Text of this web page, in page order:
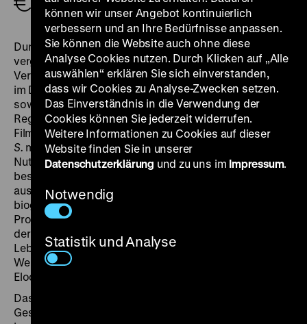
Tickets
Durch die Wiederverwendbarkeit des Materials, die
vergleichsweise kompakte Apparatur und unmittelbare
Verfügbarkeit des Aufgezeichneten ermöglichte Video
im Dokumentarbereich ein anderes Verhältnis zur Zeit
sowie neue Formen des kollektiven Filmschaffens. Die
Regisseure des dichten, vielstündigen Oral History-
Films
Lebens-Geschichte des Bergarbeiters Alphons
S. machten sich diese Chancen auf besondere Art zu
Nutze. Abgesehen von einigen wenigen Foto-Inserts
besteht das in acht Teile gegliederte Werk
ausschließlich aus einer ausgreifenden
biographischen Erzählung des titelgebenden
Protagonisten. An seinem Küchentisch sitzend, gibt
der Kommunist Alphons Stiller seine
Lebensgeschichte von der Geburt bis zum Zweiten
Weltkrieg in eigenen Worten und mit selbstsicherer
Eloquenz wieder.
Dass sich der fesselnde, politisch scharfsichtige
Geschichtsbericht flüssig und spontan entfalten
können wir unser Angebot kontinuierlich
verbessern und an Ihre Bedürfnisse anpassen.
Sie können die Website auch ohne diese
Analyse Cookies nutzen. Durch Klicken auf „Alle
auswählen“ erklären Sie sich einverstanden,
dass wir Cookies zu Analyse-Zwecken setzen.
Das Einverständnis in die Verwendung der
Cookies können Sie jederzeit widerrufen.
Weitere Informationen zu Cookies auf dieser
Website finden Sie in unserer
Datenschutzerklärung und zu uns im Impressum.
Notwendig
Statistik und Analyse